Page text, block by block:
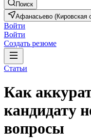
Поиск
Афанасьево (Кировская
Войти
Войти
Создать резюме
Статьи
Как
кандидату
вопросы